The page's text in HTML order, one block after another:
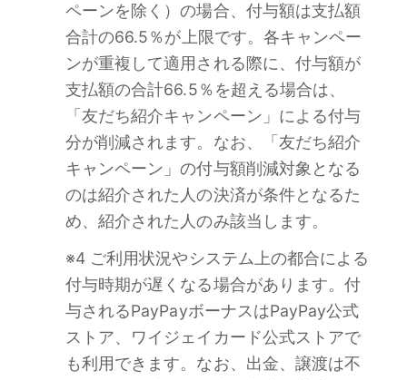
ペーンを除く）の場合、付与額は支払額
合計の66.5％が上限です。各キャンペー
ンが重複して適用される際に、付与額が
支払額の合計66.5％を超える場合は、
「友だち紹介キャンペーン」による付与
分が削減されます。なお、「友だち紹介
キャンペーン」の付与額削減対象となる
のは紹介された人の決済が条件となるた
め、紹介された人のみ該当します。
※4 ご利用状況やシステム上の都合による
付与時期が遅くなる場合があります。付
与されるPayPayボーナスはPayPay公式
ストア、ワイジェイカード公式ストアで
も利用できます。なお、出金、譲渡は不